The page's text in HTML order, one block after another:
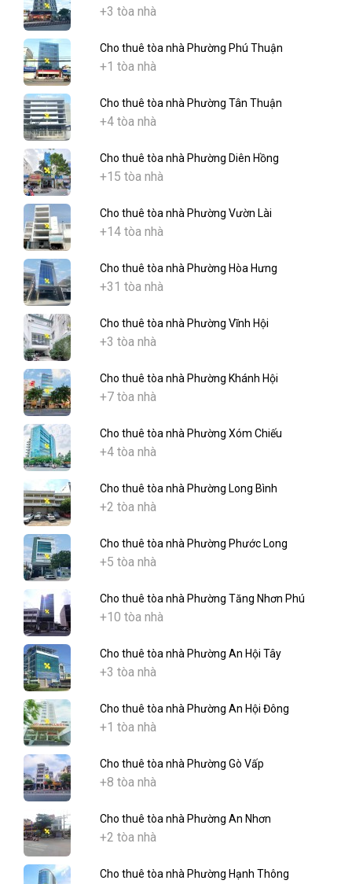
+3 tòa nhà
Cho thuê tòa nhà Phường Phú Thuận
+1 tòa nhà
Cho thuê tòa nhà Phường Tân Thuận
+4 tòa nhà
Cho thuê tòa nhà Phường Diên Hồng
+15 tòa nhà
Cho thuê tòa nhà Phường Vườn Lài
+14 tòa nhà
Cho thuê tòa nhà Phường Hòa Hưng
+31 tòa nhà
Cho thuê tòa nhà Phường Vĩnh Hội
+3 tòa nhà
Cho thuê tòa nhà Phường Khánh Hội
+7 tòa nhà
Cho thuê tòa nhà Phường Xóm Chiếu
+4 tòa nhà
Cho thuê tòa nhà Phường Long Bình
+2 tòa nhà
Cho thuê tòa nhà Phường Phước Long
+5 tòa nhà
Cho thuê tòa nhà Phường Tăng Nhơn Phú
+10 tòa nhà
Cho thuê tòa nhà Phường An Hội Tây
+3 tòa nhà
Cho thuê tòa nhà Phường An Hội Đông
+1 tòa nhà
Cho thuê tòa nhà Phường Gò Vấp
+8 tòa nhà
Cho thuê tòa nhà Phường An Nhơn
+2 tòa nhà
Cho thuê tòa nhà Phường Hạnh Thông